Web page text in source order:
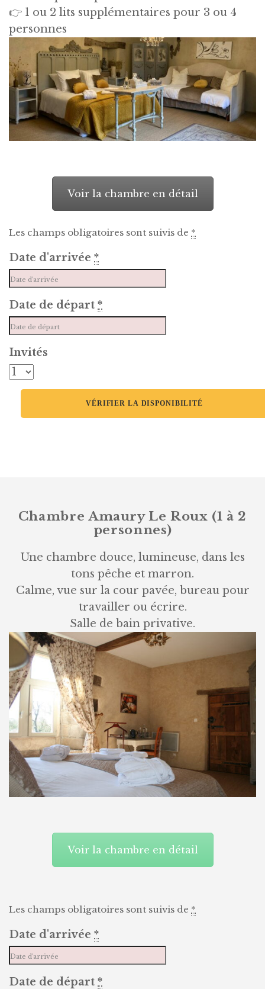
👉 1 ou 2 lits supplémentaires pour 3 ou 4
personnes
Voir la chambre en détail
Les champs obligatoires sont suivis de *
Date d'arrivée *
Date de départ *
Invités
Chambre Amaury Le Roux (1 à 2
personnes)
Une chambre douce, lumineuse, dans les
tons pêche et marron.
Calme, vue sur la cour pavée, bureau pour
travailler ou écrire.
Salle de bain privative.
Voir la chambre en détail
Les champs obligatoires sont suivis de *
Date d'arrivée *
Date de départ *